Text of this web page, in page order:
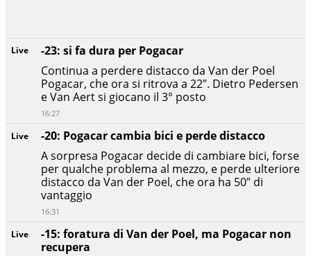
Live
-15: foratura di Van der Poel, ma Pogacar non
recupera
Live
-20: Pogacar cambia bici e perde distacco
A sorpresa Pogacar decide di cambiare bici, forse
per qualche problema al mezzo, e perde ulteriore
distacco da Van der Poel, che ora ha 50″ di
vantaggio
16:31
Live
-23: si fa dura per Pogacar
Continua a perdere distacco da Van der Poel
Pogacar, che ora si ritrova a 22″. Dietro Pedersen
e Van Aert si giocano il 3° posto
16:27